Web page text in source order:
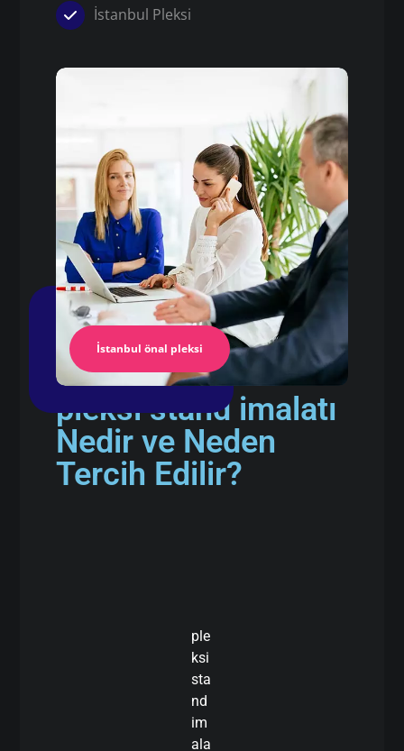
İstanbul önal pleksi
İstanbul Pleksi
pleksi stand imalatı
Nedir ve Neden
Tercih Edilir?
ple
ksi
sta
nd
im
ala